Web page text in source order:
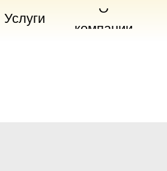
О
компании
Услуги